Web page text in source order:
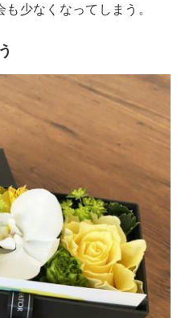
少なくなってしまう。